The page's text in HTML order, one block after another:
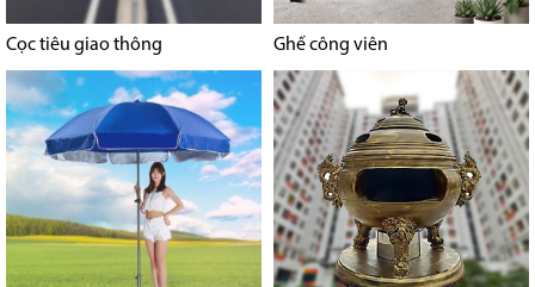
Cọc tiêu giao thông Ghế công viên